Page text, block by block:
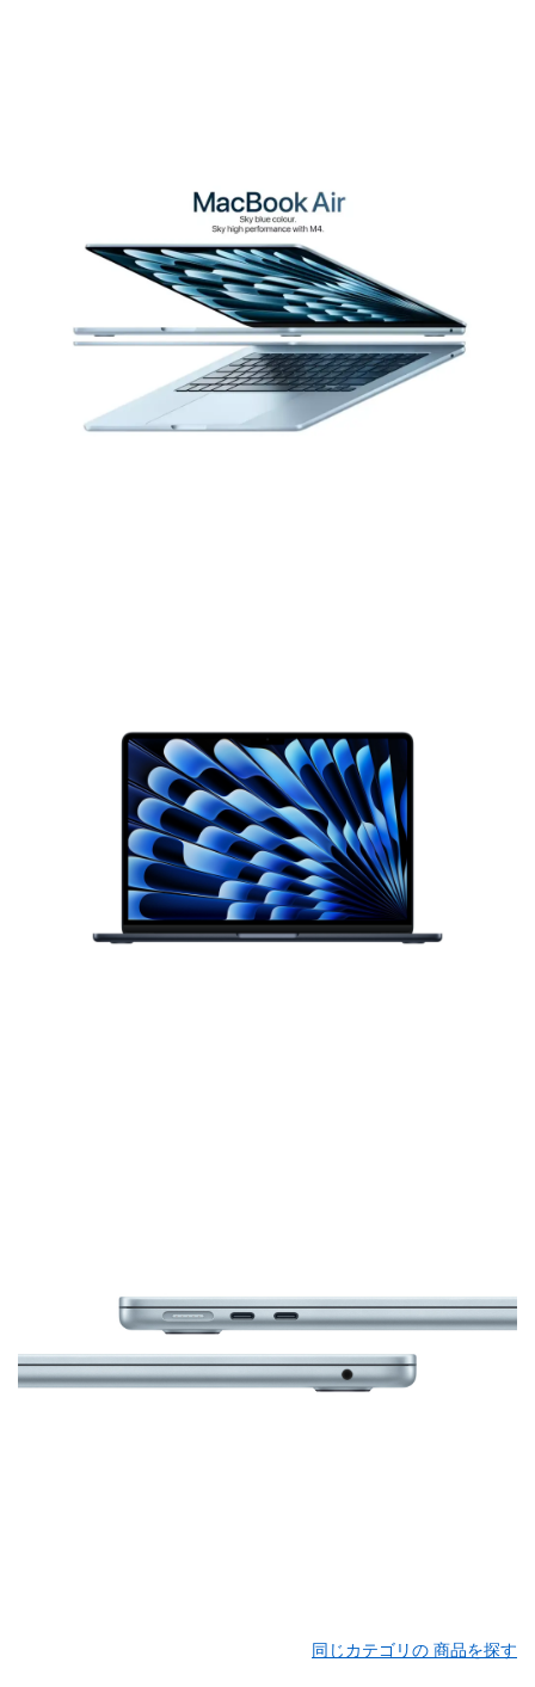
同じカテゴリの 商品を探す